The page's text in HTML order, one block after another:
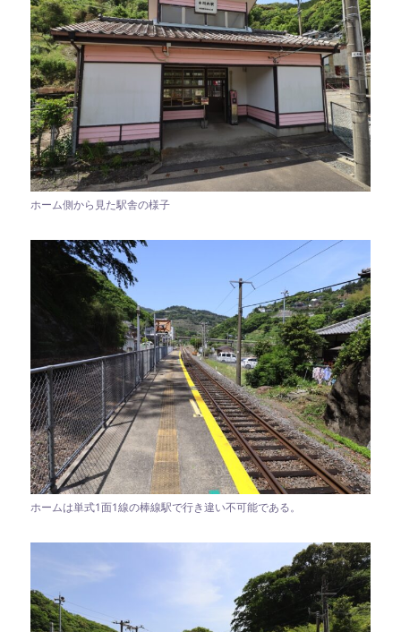
ホーム側から見た駅舎の様子
ホームは単式1面1線の棒線駅で行き違い不可能である。